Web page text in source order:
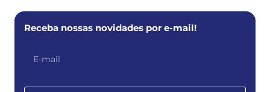
Receba nossas novidades por e-mail!